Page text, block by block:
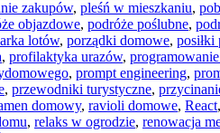
zakupów, pleśń w mieszkaniu,
objazdowe, podróże poślubne,
lotów, porządki domowe, posiłki
, profilaktyka urazów,
, prompt engineering,
, przewodniki turystyczne,
domowy, ravioli domowe, React,
, relaks w ogrodzie, renowacja